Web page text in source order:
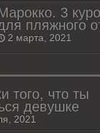
3
пляжного
2 марта, 2021
того, что ты
девушке
2021